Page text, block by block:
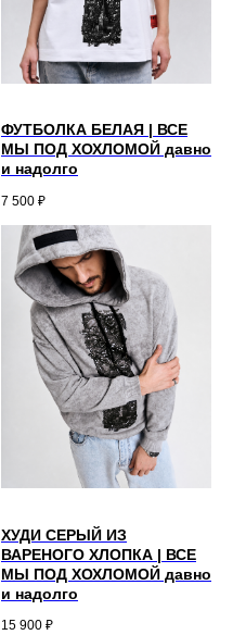
ФУТБОЛКА БЕЛАЯ | ВСЕ
МЫ ПОД ХОХЛОМОЙ давно
и надолго
7 500 ₽
ХУДИ СЕРЫЙ ИЗ
ВАРЕНОГО ХЛОПКА | ВСЕ
МЫ ПОД ХОХЛОМОЙ давно
и надолго
15 900 ₽